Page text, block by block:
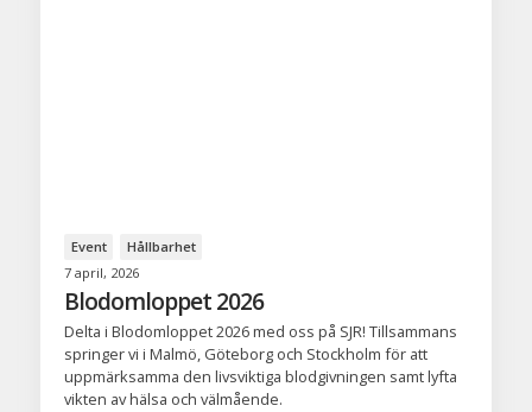
Event
Hållbarhet
7 april, 2026
Blodomloppet 2026
Delta i Blodomloppet 2026 med oss på SJR! Tillsammans
springer vi i Malmö, Göteborg och Stockholm för att
uppmärksamma den livsviktiga blodgivningen samt lyfta
vikten av hälsa och välmående.